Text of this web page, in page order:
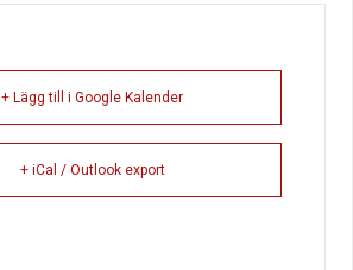
+ Lägg till i Google Kalender
+ iCal / Outlook export